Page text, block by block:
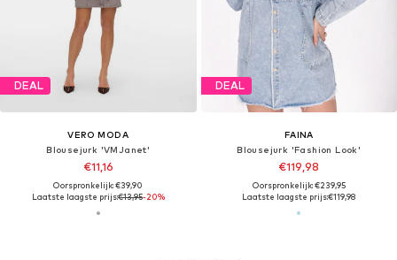
DEAL
VERO MODA
Blousejurk 'VMJanet'
€11,16
Oorspronkelijk: €39,90
Laatste laagste prijs:€13,95-20%
DEAL
FAINA
Blousejurk 'Fashion Look'
€119,98
Oorspronkelijk: €239,95
Laatste laagste prijs:€119,98